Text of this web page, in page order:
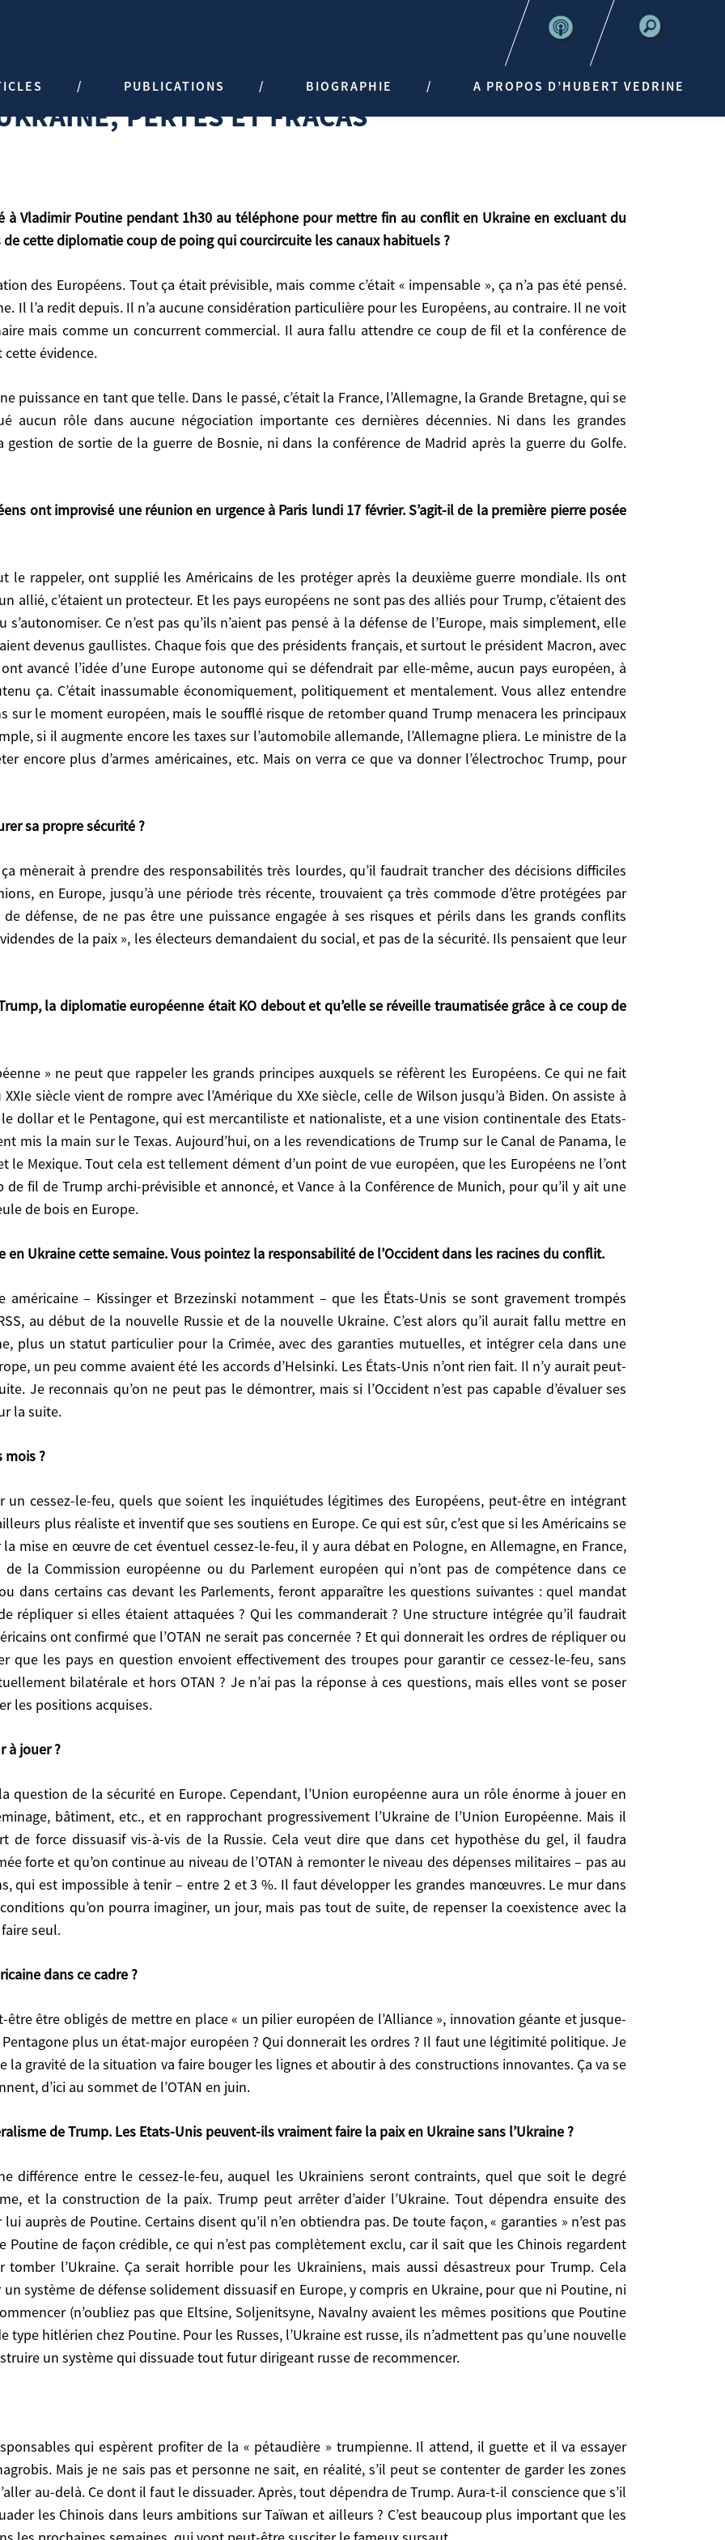
PUBLICATIONS BIOGRAPHIE A PROPOS D’HUBERT VEDRINE
PERTES ET FRACAS
cette diplomatie coup de poing qui courcircuite les canaux habituels ?
des Européens. Tout ça était prévisible, mais comme c’était « impensable », ça n’a pas été pensé.
Il l’a redit depuis. Il n’a aucune considération particulière pour les Européens, au contraire. Il ne voit
mais comme un concurrent commercial. Il aura fallu attendre ce coup de fil et la conférence de
évidence.
aucun rôle dans aucune négociation importante ces dernières décennies. Ni dans les grandes
de sortie de la guerre de Bosnie, ni dans la conférence de Madrid après la guerre du Golfe.
allié, c’étaient un protecteur. Et les pays européens ne sont pas des alliés pour Trump, c’étaient des
Ce n’est pas qu’ils n’aient pas pensé à la défense de l’Europe, mais simplement, elle
devenus gaullistes. Chaque fois que des présidents français, et surtout le président Macron, avec
avancé l’idée d’une Europe autonome qui se défendrait par elle-même, aucun pays européen, à
ça. C’était inassumable économiquement, politiquement et mentalement. Vous allez entendre
sur le moment européen, mais le soufflé risque de retomber quand Trump menacera les principaux
si il augmente encore les taxes sur l’automobile allemande, l’Allemagne pliera. Le ministre de la
encore plus d’armes américaines, etc. Mais on verra ce que va donner l’électrochoc Trump, pour
sa propre sécurité ?
en Europe, jusqu’à une période très récente, trouvaient ça très commode d’être protégées par
défense, de ne pas être une puissance engagée à ses risques et périls dans les grands conflits
de la paix », les électeurs demandaient du social, et pas de la sécurité. Ils pensaient que leur
siècle vient de rompre avec l’Amérique du XXe siècle, celle de Wilson jusqu’à Biden. On assiste à
dollar et le Pentagone, qui est mercantiliste et nationaliste, et a une vision continentale des Etats-
mis la main sur le Texas. Aujourd’hui, on a les revendications de Trump sur le Canal de Panama, le
le Mexique. Tout cela est tellement dément d’un point de vue européen, que les Européens ne l’ont
fil de Trump archi-prévisible et annoncé, et Vance à la Conférence de Munich, pour qu’il y ait une
de bois en Europe.
en Ukraine cette semaine. Vous pointez la responsabilité de l’Occident dans les racines du conflit.
au début de la nouvelle Russie et de la nouvelle Ukraine. C’est alors qu’il aurait fallu mettre en
plus un statut particulier pour la Crimée, avec des garanties mutuelles, et intégrer cela dans une
un peu comme avaient été les accords d’Helsinki. Les États-Unis n’ont rien fait. Il n’y aurait peut-
Je reconnais qu’on ne peut pas le démontrer, mais si l’Occident n’est pas capable d’évaluer ses
la suite.
mois ?
plus réaliste et inventif que ses soutiens en Europe. Ce qui est sûr, c’est que si les Américains se
mise en œuvre de cet éventuel cessez-le-feu, il y aura débat en Pologne, en Allemagne, en France,
la Commission européenne ou du Parlement européen qui n’ont pas de compétence dans ce
dans certains cas devant les Parlements, feront apparaître les questions suivantes : quel mandat
répliquer si elles étaient attaquées ? Qui les commanderait ? Une structure intégrée qu’il faudrait
ont confirmé que l’OTAN ne serait pas concernée ? Et qui donnerait les ordres de répliquer ou
que les pays en question envoient effectivement des troupes pour garantir ce cessez-le-feu, sans
bilatérale et hors OTAN ? Je n’ai pas la réponse à ces questions, mais elles vont se poser
les positions acquises.
à jouer ?
bâtiment, etc., et en rapprochant progressivement l’Ukraine de l’Union Européenne. Mais il
force dissuasif vis-à-vis de la Russie. Cela veut dire que dans cet hypothèse du gel, il faudra
forte et qu’on continue au niveau de l’OTAN à remonter le niveau des dépenses militaires – pas au
qui est impossible à tenir – entre 2 et 3 %. Il faut développer les grandes manœuvres. Le mur dans
qu’on pourra imaginer, un jour, mais pas tout de suite, de repenser la coexistence avec la
seul.
dans ce cadre ?
plus un état-major européen ? Qui donnerait les ordres ? Il faut une légitimité politique. Je
la gravité de la situation va faire bouger les lignes et aboutir à des constructions innovantes. Ça va se
d’ici au sommet de l’OTAN en juin.
de Trump. Les Etats-Unis peuvent-ils vraiment faire la paix en Ukraine sans l’Ukraine ?
et la construction de la paix. Trump peut arrêter d’aider l’Ukraine. Tout dépendra ensuite des
auprès de Poutine. Certains disent qu’il n’en obtiendra pas. De toute façon, « garanties » n’est pas
de façon crédible, ce qui n’est pas complètement exclu, car il sait que les Chinois regardent
l’Ukraine. Ça serait horrible pour les Ukrainiens, mais aussi désastreux pour Trump. Cela
système de défense solidement dissuasif en Europe, y compris en Ukraine, pour que ni Poutine, ni
(n’oubliez pas que Eltsine, Soljenitsyne, Navalny avaient les mêmes positions que Poutine
type hitlérien chez Poutine. Pour les Russes, l’Ukraine est russe, ils n’admettent pas qu’une nouvelle
un système qui dissuade tout futur dirigeant russe de recommencer.
Mais je ne sais pas et personne ne sait, en réalité, s’il peut se contenter de garder les zones
au-delà. Ce dont il faut le dissuader. Après, tout dépendra de Trump. Aura-t-il conscience que s’il
les Chinois dans leurs ambitions sur Taïwan et ailleurs ? C’est beaucoup plus important que les
coup de poing qui courcircuite les canaux habituels ?
depuis. Il n’a aucune considération particulière pour les Européens, au contraire. Il ne voit pas l’Union
concurrent commercial. Il aura fallu attendre ce coup de fil et la conférence de Munich pour que les
dans aucune négociation importante ces dernières décennies. Ni dans les grandes négociations de la
de Bosnie, ni dans la conférence de Madrid après la guerre du Golfe. Donc ce n’est pas nouveau.
un protecteur. Et les pays européens ne sont pas des alliés pour Trump, c’étaient des protégés.
n’est pas qu’ils n’aient pas pensé à la défense de l’Europe, mais simplement, elle était déjà assurée
fois que des présidents français, et surtout le président Macron, avec beaucoup plus d’énergie et
qui se défendrait par elle-même, aucun pays européen, à part quelques déclarations, n’a jamais
politiquement et mentalement. Vous allez entendre dans les jours qui viennent des déclarations sur le
quand Trump menacera les principaux pays européens sur d’autres plans. Par exemple, si il
l’Allemagne pliera. Le ministre de la Défense polonais s’est déjà engagé à acheter encore plus
une période très récente, trouvaient ça très commode d’être protégées par l’OTAN, de pas avoir à
puissance engagée à ses risques et périls dans les grands conflits internationaux. Pendant la période
du social, et pas de la sécurité. Ils pensaient que leur sécurité était déjà assurée.
la diplomatie européenne était KO debout et qu’elle se réveille traumatisée grâce à ce coup de fil.
qui est mercantiliste et nationaliste, et a une vision continentale des Etats-Unis, comme au XIXe
on a les revendications de Trump sur le Canal de Panama, le Groënland, les menaces contre
d’un point de vue européen, que les Européens ne l’ont pas intégré. Il a donc fallu attendre le
Vance à la Conférence de Munich, pour qu’il y ait une prise de conscience et une gigantesque gueule
cette semaine. Vous pointez la responsabilité de l’Occident dans les racines du conflit.
pour la Crimée, avec des garanties mutuelles, et intégrer cela dans une sorte de grand accord sur la
d’Helsinki. Les États-Unis n’ont rien fait. Il n’y aurait peut-être pas eu l’engrenage de 2014 et de
mais si l’Occident n’est pas capable d’évaluer ses éventuelles erreurs, ce serait inquiétant pour la
et inventif que ses soutiens en Europe. Ce qui est sûr, c’est que si les Américains se défaussent sur
Parlement européen qui n’ont pas de compétence dans ce domaine). Et ces débats devant l’opinion,
apparaître les questions suivantes : quel mandat auraient ces troupes ? Aurait-elle le droit de répliquer
? Une structure intégrée qu’il faudrait fabriquer, ou une coalition, puisque les Américains ont confirmé
les ordres de répliquer ou non à cette structure ? Et peut-on imaginer que les pays en question
cessez-le-feu, sans bénéficier d’une garantie américaine, éventuellement bilatérale et hors OTAN ? Je
se poser très vite, et la gravité des enjeux peut balayer les positions acquises.
?
et en rapprochant progressivement l’Ukraine de l’Union Européenne. Mais il faudra en même temps
à remonter le niveau des dépenses militaires – pas au niveau de ce que demandent les Américains, qui
repenser la coexistence avec la Russie et de ne pas laisser les États-Unis le faire seul.
dans ce cadre ?
plus un état-major européen ? Qui donnerait les ordres ? Il faut une légitimité politique. Je ne dis pas
situation va faire bouger les lignes et aboutir à des constructions innovantes. Ça va se jouer dans les
de la paix. Trump peut arrêter d’aider l’Ukraine. Tout dépendra ensuite des éventuelles garanties
disent qu’il n’en obtiendra pas. De toute façon, « garanties » n’est pas le bon terme. Il faudrait que
pas complètement exclu, car il sait que les Chinois regardent tout ça. Il ne peut pas simplement
y compris en Ukraine, pour que ni Poutine, ni personne après lui n’ait la tentation de recommencer
n’admettent pas qu’une nouvelle Ukraine est née. C’est pour ça qu’il faut construire un système qui
pas et personne ne sait, en réalité, s’il peut se contenter de garder les zones russophones ou s’il a
le dissuader. Après, tout dépendra de Trump. Aura-t-il conscience que s’il lâche trop à Poutine, il ne
sur Taïwan et ailleurs ? C’est beaucoup plus important que les souffrances très sonores des